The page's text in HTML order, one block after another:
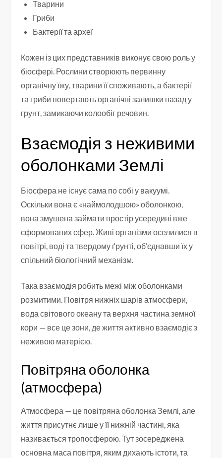
Тварини
Гриби
Бактерії та археї
Кожен із цих представників виконує свою роль у
біосфері. Рослини створюють первинну
органічну їжу, тварини її споживають, а бактерії
та гриби повертають органічні залишки назад у
грунт, замикаючи колообіг речовин.
Взаємодія з неживими
оболонками Землі
Біосфера не існує сама по собі у вакуумі.
Оскільки вона є «наймолодшою» оболонкою,
вона змушена займати простір усередині вже
сформованих сфер. Живі організми оселилися в
повітрі, воді та твердому ґрунті, об’єднавши їх у
спільний біологічний механізм.
Така взаємодія робить межі між оболонками
розмитими. Повітря нижніх шарів атмосфери,
вода світового океану та верхня частина земної
кори — все це зони, де життя активно взаємодіє з
неживою матерією.
Повітряна оболонка
(атмосфера)
Атмосфера — це повітряна оболонка Землі, але
життя присутнє лише у її нижній частині, яка
називається тропосферою. Тут зосереджена
основна маса повітря, яким дихають істоти, та